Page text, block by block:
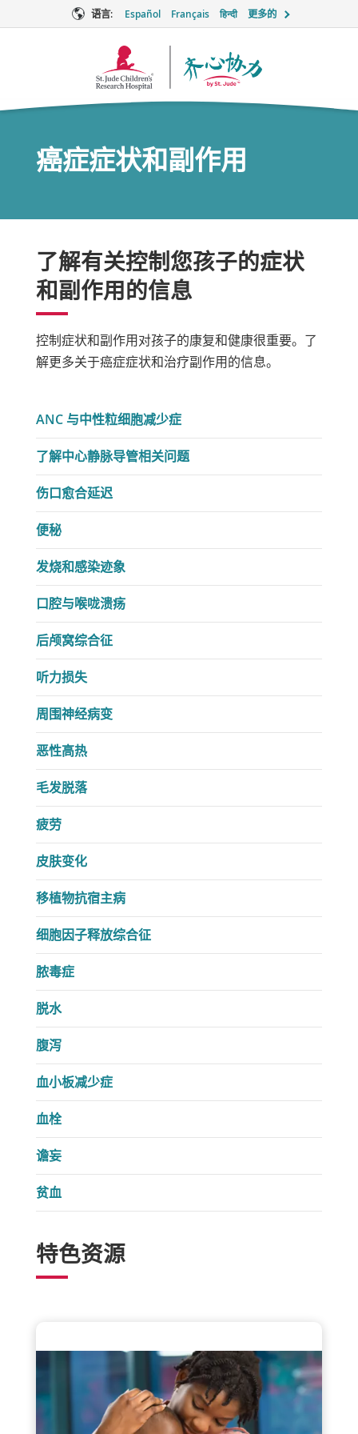
语言: Español Français हिन्दी 更多的
Together
癌症症状和副作用
了解有关控制您孩子的症状
和副作用的信息
控制症状和副作用对孩子的康复和健康很重要。了
解更多关于癌症症状和治疗副作用的信息。
ANC 与中性粒细胞减少症
了解中心静脉导管相关问题
伤口愈合延迟
便秘
发烧和感染迹象
口腔与喉咙溃疡
后颅窝综合征
听力损失
周围神经病变
恶性高热
毛发脱落
疲劳
皮肤变化
移植物抗宿主病
细胞因子释放综合征
脓毒症
脱水
腹泻
血小板减少症
血栓
谵妄
贫血
特色资源